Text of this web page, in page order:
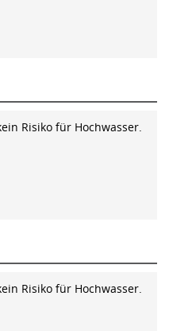
Risiko für Hochwasser.
Risiko für Hochwasser.